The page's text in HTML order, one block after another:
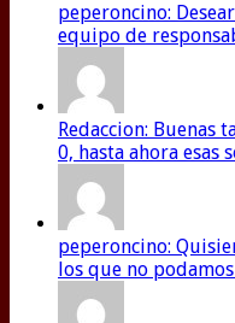
peperoncino:
equipo de
Redaccion: Buenas
0, hasta ahora esas
peperoncino:
los que no